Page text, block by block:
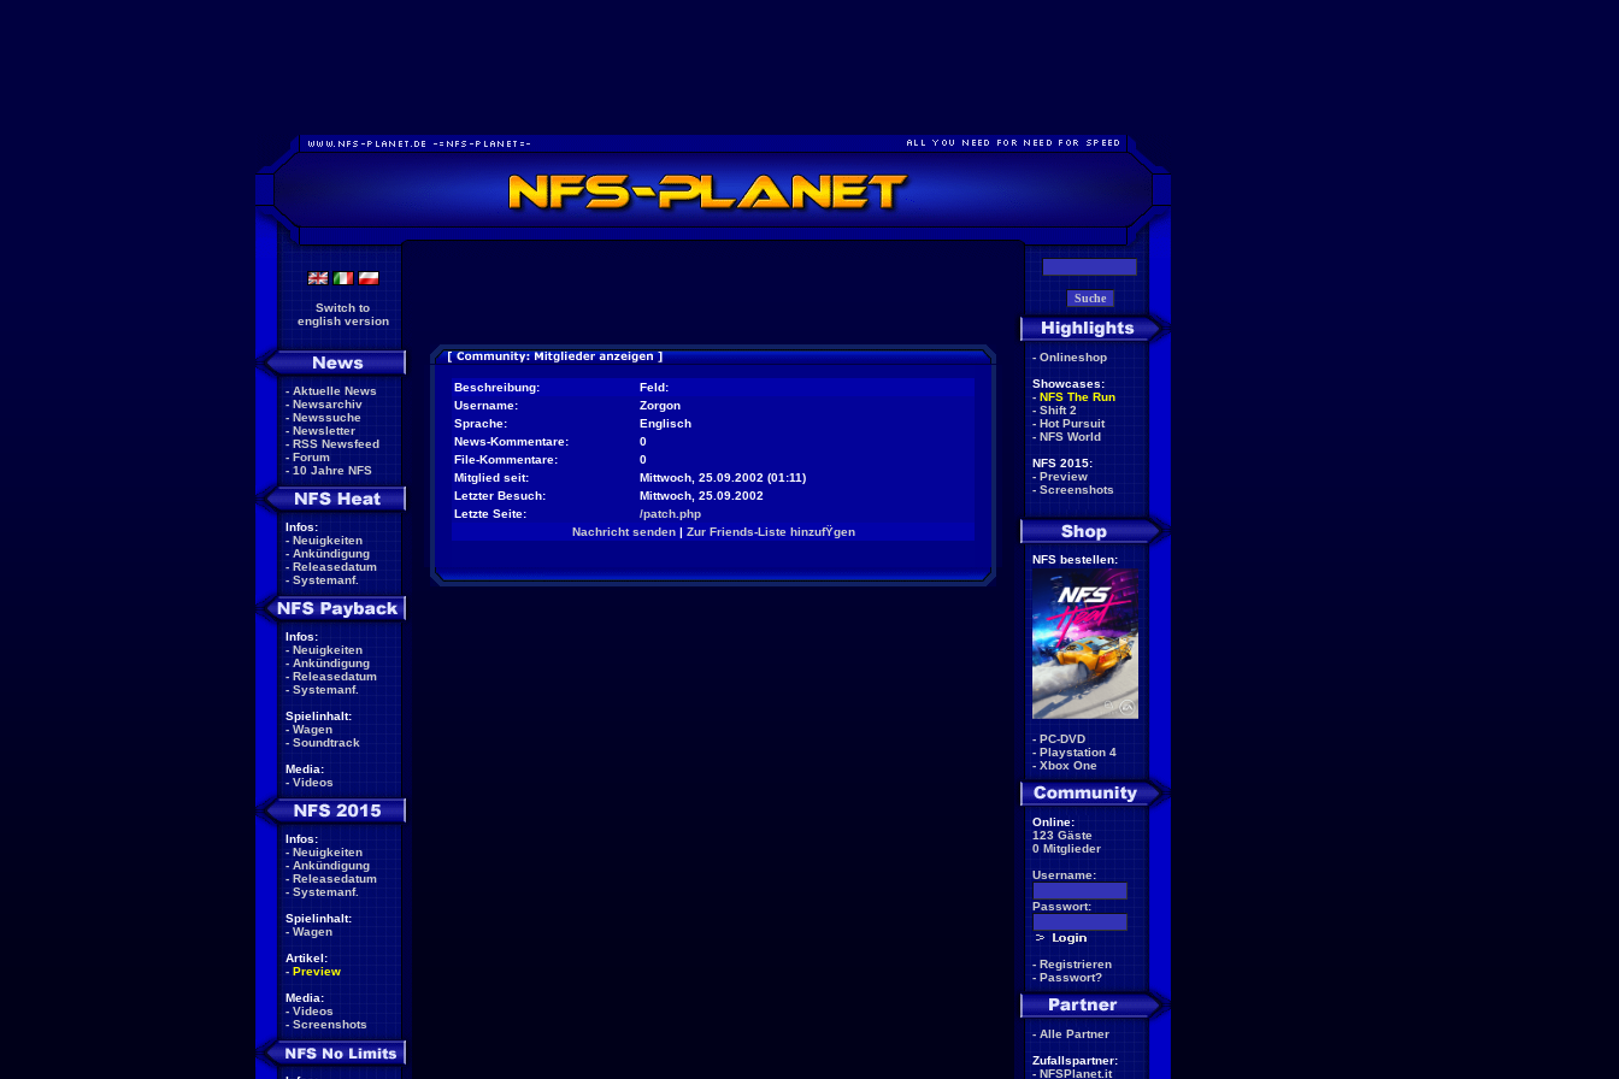
Switch to
english version
- Aktuelle News
- Newsarchiv
- Newssuche
- Newsletter
- RSS Newsfeed
- Forum
- 10 Jahre NFS
Infos:
- Neuigkeiten
- Ankündigung
- Releasedatum
- Systemanf.
Infos:
- Neuigkeiten
- Ankündigung
- Releasedatum
- Systemanf.
Spielinhalt:
- Wagen
- Soundtrack
Media:
- Videos
Infos:
- Neuigkeiten
- Ankündigung
- Releasedatum
- Systemanf.
Spielinhalt:
- Wagen
Artikel:
- Preview
Media:
- Videos
- Screenshots
Beschreibung:
Feld:
Username:
Zorgon
Sprache:
Englisch
News-Kommentare:
0
File-Kommentare:
0
Mitglied seit:
Mittwoch, 25.09.2002 (01:11)
Letzter Besuch:
Mittwoch, 25.09.2002
Letzte Seite:
/patch.php
Nachricht senden| Zur Friends-Liste hinzufŸgen
- Onlineshop
Showcases:
- NFS The Run
- Shift 2
- Hot Pursuit
- NFS World
NFS 2015:
- Preview
- Screenshots
NFS bestellen:
- PC-DVD
- Playstation 4
- Xbox One
Online:
123 Gäste
0 Mitglieder
Username:
Passwort:
- Registrieren
- Passwort?
- Alle Partner
Zufallspartner:
- NFSPlanet.it